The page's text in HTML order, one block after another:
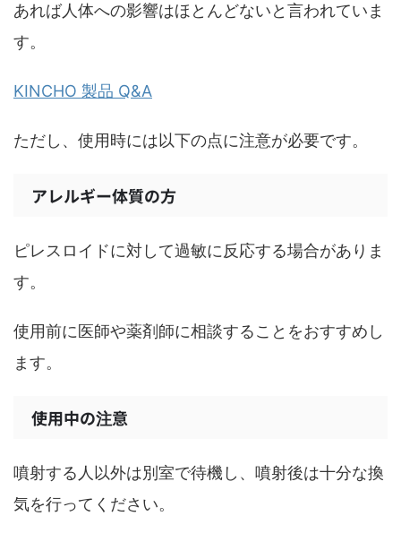
あれば人体への影響はほとんどないと言われていま
す。
KINCHO 製品 Q&A
ただし、使用時には以下の点に注意が必要です。
アレルギー体質の方
ピレスロイドに対して過敏に反応する場合がありま
す。
使用前に医師や薬剤師に相談することをおすすめし
ます。
使用中の注意
噴射する人以外は別室で待機し、噴射後は十分な換
気を行ってください。